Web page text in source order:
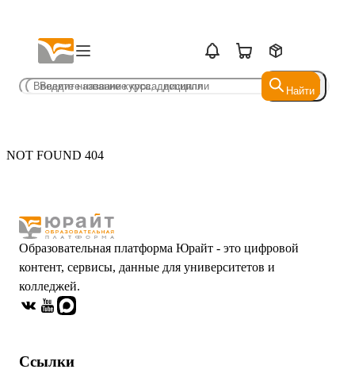
Найти
Найти
NOT FOUND 404
Образовательная платформа Юрайт - это цифровой
контент, сервисы, данные для университетов и
колледжей.
Ссылки